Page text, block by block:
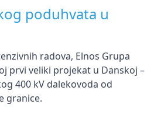
poduhvata u
radova, Elnos Grupa
prvi veliki projekat u Danskoj –
400 kV dalekovoda od
granice.